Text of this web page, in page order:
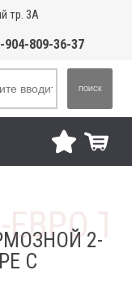
тр. 3А
904-809-36-37
ПОИСК
2-
С